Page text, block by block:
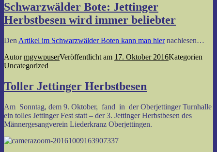
Schwarzwälder Bote: Jettinger
Herbstbesen wird immer beliebter
Den Artikel im Schwarzwälder Boten kann man hiernachlesen…
AutormgvwpuserVeröffentlicht am 17. Oktober 2016Kategorien
Uncategorized
Toller Jettinger Herbstbesen
Am Sonntag, dem 9. Oktober, fand in der Oberjettinger Turnhalle
ein tolles Jettinger Fest statt – der 3. Jettinger Herbstbesen des
Männergesangverein Liederkranz Oberjettingen.